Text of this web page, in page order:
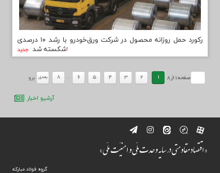
ركورد حمل روزانه محصول در شركت ورق‌خودرو با رشد ۱۰ درصدی
شكسته شدجديد!
صفحه1 از8
1
2
3
4
5
6
...
8 بعدي برو
آرشيو اخبار
گروه فولاد مبارکه